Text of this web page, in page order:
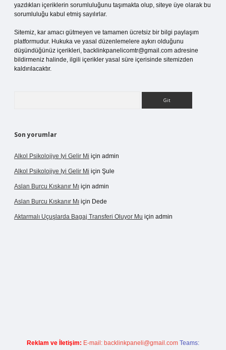
yazdıkları içeriklerin sorumluluğunu taşımakta olup, siteye üye olarak bu
sorumluluğu kabul etmiş sayılırlar.
Sitemiz, kar amacı gütmeyen ve tamamen ücretsiz bir bilgi paylaşım
platformudur. Hukuka ve yasal düzenlemelere aykırı olduğunu
düşündüğünüz içerikleri, backlinkpanelicomtr@gmail.com adresine
bildirmeniz halinde, ilgili içerikler yasal süre içerisinde sitemizden
kaldırılacaktır.
Son yorumlar
Alkol Psikolojiye Iyi Gelir Mi için admin
Alkol Psikolojiye Iyi Gelir Mi için Şule
Aslan Burcu Kıskanır Mı için admin
Aslan Burcu Kıskanır Mı için Dede
Aktarmalı Uçuşlarda Bagaj Transferi Oluyor Mu için admin
Reklam ve İletişim: E-mail: backlinkpaneli@gmail.com Teams: